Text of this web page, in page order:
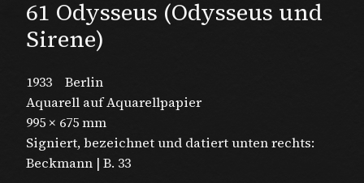
61 Odysseus (Odysseus und
Sirene)
1933
Berlin
Aquarell auf Aquarellpapier
995 × 675 mm
Signiert, bezeichnet und datiert unten rechts:
Beckmann | B. 33